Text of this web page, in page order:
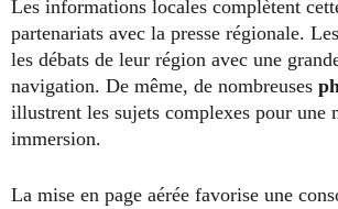
Les informations locales complètent
partenariats avec la presse régionale.
les débats de leur région avec une
navigation. De même, de nombreuses
illustrent les sujets complexes pour une
immersion.
La mise en page aérée favorise une